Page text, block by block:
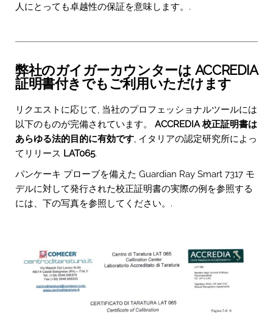
人にとっても卓越性の保証を意味します。.
弊社のガイガーカウンターは ACCREDIA
証明書付きでもご利用いただけます
リクエストに応じて, 当社のプロフェッショナルツールには
以下のものが完備されています。 ACCREDIA 校正証明書は
あらゆる法的目的に有効です , イタリアの認定研究所によっ
てリリース LAT065.
パンケーキ プローブを備えた Guardian Ray Smart 7317 モ
デルに対して発行された校正証明書の実際の例を参照する
には、下の写真を参照してください。.